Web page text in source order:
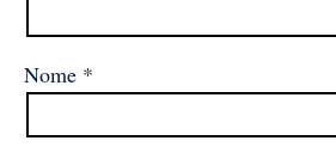
Nome *